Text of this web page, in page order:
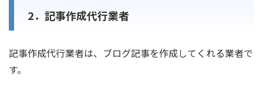
2．記事作成代行業者
記事作成代行業者は、ブログ記事を作成してくれる業者で
す。